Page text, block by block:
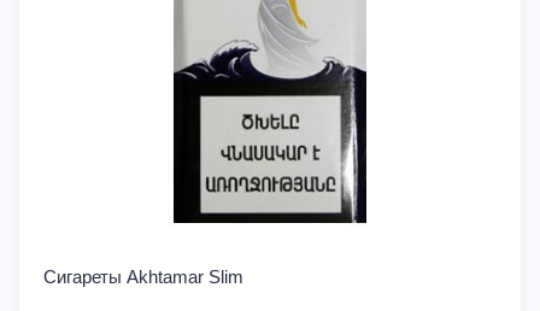
Сигареты Akhtamar Slim